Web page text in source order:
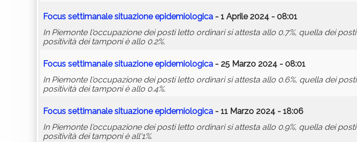
Focus settimanale situazione epidemiologica - 1 Aprile 2024 - 08:01
In Piemonte l'occupazione dei posti letto ordinari si attesta allo 0.7%, quella dei
positività dei tamponi è allo 0.2%.
Focus settimanale situazione epidemiologica - 25 Marzo 2024 - 08:01
In Piemonte l'occupazione dei posti letto ordinari si attesta allo 0.6%, quella dei
positività dei tamponi è allo 0.4%.
Focus settimanale situazione epidemiologica - 11 Marzo 2024 - 18:06
In Piemonte l'occupazione dei posti letto ordinari si attesta allo 0.9%, quella dei
positività dei tamponi è all'1%.